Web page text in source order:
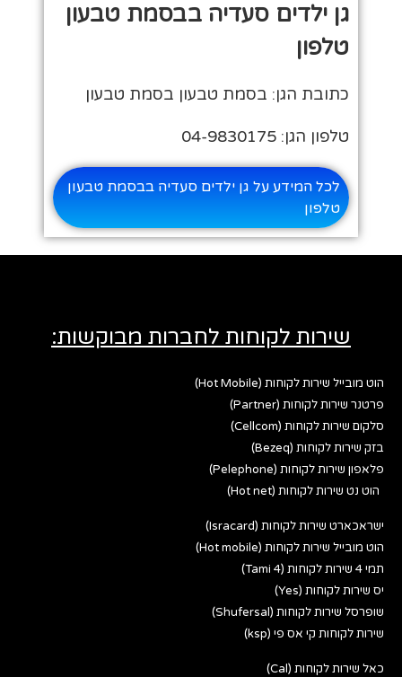
גן ילדים סעדיה בבסמת טבעון
טלפון
כתובת הגן: בסמת טבעון בסמת טבעון
טלפון הגן: 04-9830175
לכל המידע על גן ילדים סעדיה בבסמת טבעון
טלפון
שירות לקוחות לחברות מבוקשות:
הוט מובייל שירות לקוחות (Hot Mobile)
פרטנר שירות לקוחות (Partner)
סלקום שירות לקוחות (Cellcom)
בזק שירות לקוחות (Bezeq)
פלאפון שירות לקוחות (Pelephone)
הוט נט שירות לקוחות (Hot net)
ישראכארט שירות לקוחות (Isracard)
הוט מובייל שירות לקוחות (Hot mobile)
תמי 4 שירות לקוחות (Tami 4)
יס שירות לקוחות (Yes)
שופרסל שירות לקוחות (Shufersal)
שירות לקוחות קי אס פי (ksp)
כאל שירות לקוחות (Cal)